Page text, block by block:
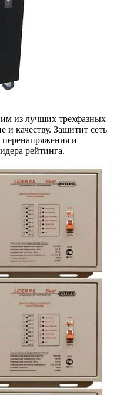
из лучших трехфазных
и качеству. Защитит сеть
перенапряжения и
рейтинга.